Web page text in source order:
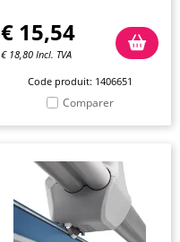
€ 15,54
€ 18,80 Incl. TVA
Code produit: 1406651
Comparer